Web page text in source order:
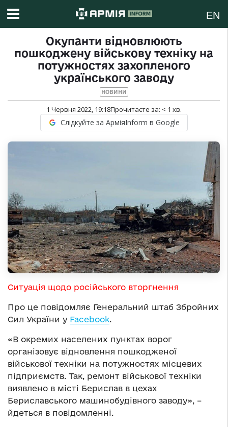
EN
Окупанти відновлюють
пошкоджену військову техніку на
потужностях захопленого
українського заводу
НОВИНИ
1 Червня 2022, 19:18Прочитаєте за: < 1 хв.
Слідкуйте за АрміяInform в Google
Ситуація щодо російського вторгнення
Про це повідомляє Генеральний штаб Збройних
Сил України у Facebook.
«В окремих населених пунктах ворог
організовує відновлення пошкодженої
військової техніки на потужностях місцевих
підприємств. Так, ремонт військової техніки
виявлено в місті Берислав в цехах
Бериславського машинобудівного заводу», –
йдеться в повідомленні.